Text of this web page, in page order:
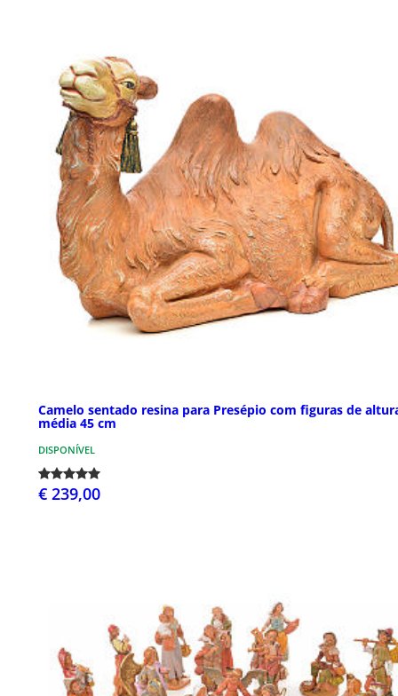
Camelo sentado resina para Presépio com figuras de
média 45 cm
DISPONÍVEL
€ 239,00